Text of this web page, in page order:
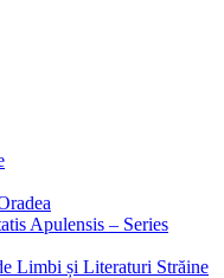
Apulensis – Series
Limbi și Literaturi Străine